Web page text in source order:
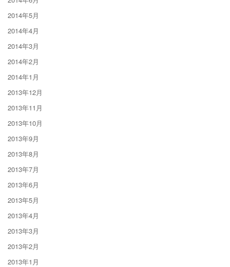
2014年5月
2014年4月
2014年3月
2014年2月
2014年1月
2013年12月
2013年11月
2013年10月
2013年9月
2013年8月
2013年7月
2013年6月
2013年5月
2013年4月
2013年3月
2013年2月
2013年1月